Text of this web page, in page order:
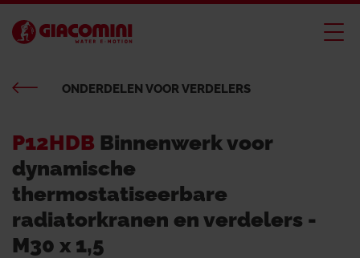
ONDERDELEN VOOR VERDELERS
P12HDB Binnenwerk voor
dynamische
thermostatiseerbare
radiatorkranen en verdelers -
M30 x 1,5